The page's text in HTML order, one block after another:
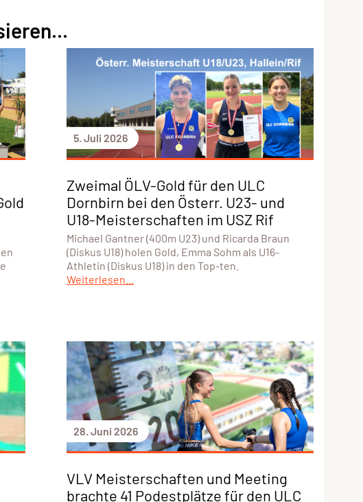
5. Juli 2026
Zweimal ÖLV-Gold für den ULC
Dornbirn bei den Österr. U23- und
U18-Meisterschaften im USZ Rif
Michael Gantner (400m U23) und Ricarda Braun
(Diskus U18) holen Gold, Emma Sohm als U16-
Athletin (Diskus U18) in den Top-ten.
Weiterlesen...
28. Juni 2026
VLV Meisterschaften und Meeting
brachte 41 Podestplätze für den ULC